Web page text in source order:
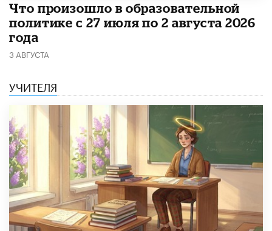
​Что произошло в образовательной
политике с 27 июля по 2 августа 2026
года
3 АВГУСТА
УЧИТЕЛЯ